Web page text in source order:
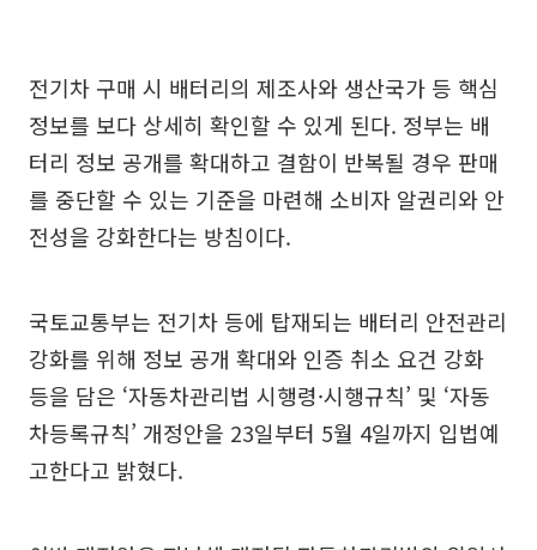
전기차 구매 시 배터리의 제조사와 생산국가 등 핵심
정보를 보다 상세히 확인할 수 있게 된다. 정부는 배
터리 정보 공개를 확대하고 결함이 반복될 경우 판매
를 중단할 수 있는 기준을 마련해 소비자 알권리와 안
전성을 강화한다는 방침이다.
국토교통부는 전기차 등에 탑재되는 배터리 안전관리
강화를 위해 정보 공개 확대와 인증 취소 요건 강화
등을 담은 ‘자동차관리법 시행령·시행규칙’ 및 ‘자동
차등록규칙’ 개정안을 23일부터 5월 4일까지 입법예
고한다고 밝혔다.